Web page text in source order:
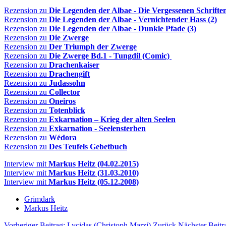
Rezension zu Die Legenden der Albae - Die Vergessenen
Rezension zu Die Legenden der Albae - Vernichtender Hass (2)
Rezension zu Die Legenden der Albae - Dunkle Pfade (3)
Rezension zu Die Zwerge
Rezension zu Der Triumph der Zwerge
Rezension zu Die Zwerge Bd.1 - Tungdil (Comic)
Rezension zu Drachenkaiser
Rezension zu Drachengift
Rezension zu Judassohn
Rezension zu Collector
Rezension zu Oneiros
Rezension zu Totenblick
Rezension zu Exkarnation – Krieg der alten Seelen
Rezension zu Exkarnation - Seelensterben
Rezension zu Wédora
Rezension zu Des Teufels Gebetbuch
Interview mit Markus Heitz (04.02.2015)
Interview mit Markus Heitz (31.03.2010)
Interview mit Markus Heitz (05.12.2008)
Grimdark
Markus Heitz